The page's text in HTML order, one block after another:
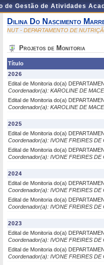
de Gestão de Atividades
Dilina Do Nascimento
NUT - DEPARTAMENTO DE
Projetos de Monitoria
Título
2026
Edital de Monitoria do(a)
Coordenador(a): KAROLINE DE
Edital de Monitoria do(a)
Coordenador(a): KAROLINE DE
2025
Edital de Monitoria do(a)
Coordenador(a): IVONE FREIRES DE
Edital de Monitoria do(a)
Coordenador(a): IVONE FREIRES DE
2024
Edital de Monitoria do(a)
Coordenador(a): IVONE FREIRES DE
Edital de Monitoria do(a)
Coordenador(a): IVONE FREIRES DE
2023
Edital de Monitoria do(a)
Coordenador(a): IVONE FREIRES DE
Edital de Monitoria do(a)
Coordenador(a): IVONE FREIRES DE